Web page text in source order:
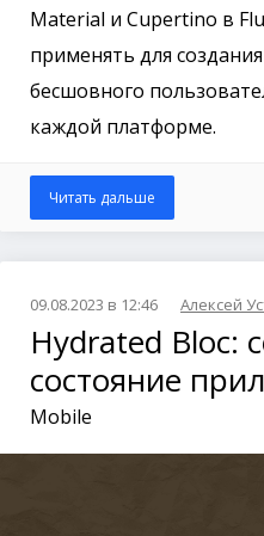
Material и Cupertino в
применять для
бесшовного
каждой платформе.
Читать дальше
09.08.2023 в 12:46 Алексей
Hydrated Bloc:
состояние
Mobile